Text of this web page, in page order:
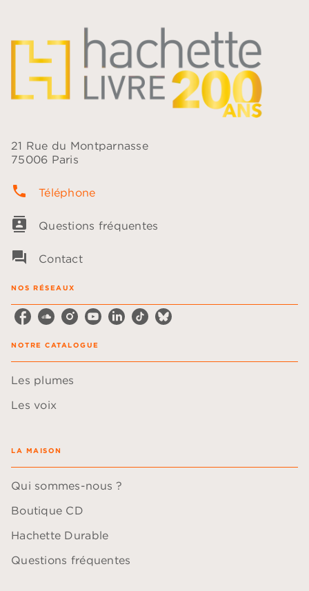
21 Rue du Montparnasse
75006 Paris
phone Téléphone
contacts Questions fréquentes
question_answer Contact
NOS RÉSEAUX
NOTRE CATALOGUE
Les plumes
Les voix
LA MAISON
Qui sommes-nous ?
Boutique CD
Hachette Durable
Questions fréquentes